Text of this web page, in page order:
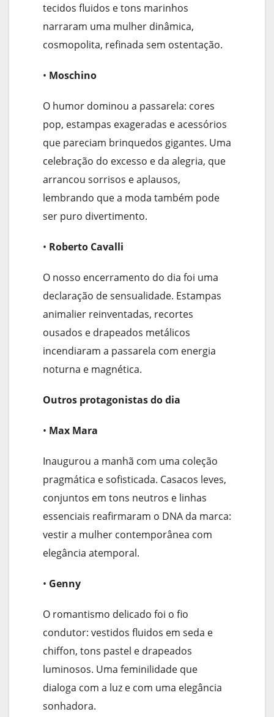
tecidos fluidos e tons marinhos
narraram uma mulher dinâmica,
cosmopolita, refinada sem ostentação.
• Moschino
O humor dominou a passarela: cores
pop, estampas exageradas e acessórios
que pareciam brinquedos gigantes. Uma
celebração do excesso e da alegria, que
arrancou sorrisos e aplausos,
lembrando que a moda também pode
ser puro divertimento.
• Roberto Cavalli
O nosso encerramento do dia foi uma
declaração de sensualidade. Estampas
animalier reinventadas, recortes
ousados e drapeados metálicos
incendiaram a passarela com energia
noturna e magnética.
Outros protagonistas do dia
• Max Mara
Inaugurou a manhã com uma coleção
pragmática e sofisticada. Casacos leves,
conjuntos em tons neutros e linhas
essenciais reafirmaram o DNA da marca:
vestir a mulher contemporânea com
elegância atemporal.
• Genny
O romantismo delicado foi o fio
condutor: vestidos fluidos em seda e
chiffon, tons pastel e drapeados
luminosos. Uma feminilidade que
dialoga com a luz e com uma elegância
sonhadora.